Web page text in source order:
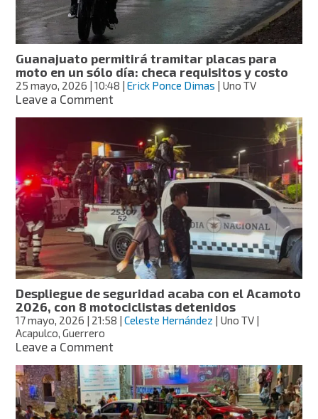
Guanajuato permitirá tramitar placas para
moto en un sólo día: checa requisitos y costo
25 mayo, 2026 | 10:48 |Erick Ponce Dimas | Uno TV
Leave a Commenton
permitirá
tramitar
placas
para
moto
en
un
sólo
día:
checa
requisitos
y
costo
Despliegue de seguridad acaba con el Acamoto
2026, con 8 motociclistas detenidos
17 mayo, 2026 | 21:58 |Celeste Hernández | Uno TV |
Acapulco, Guerrero
Leave a Commenton
de
seguridad
acaba